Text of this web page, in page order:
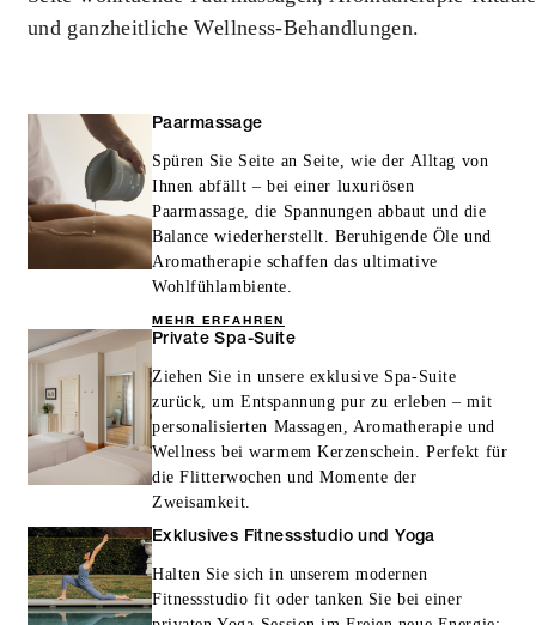
MINDESTAUFENTHALTSDAUER:
INBEGRIFFEN
Wenn Sie in einem Gästezimmer
residieren: 100 EUR Hotel-Guthaben pro
Aufenthalt
Wenn Sie in einer Suite residieren: 200
und ganzheitliche Wellness-Behandlungen.
Paarmassage
Spüren Sie Seite an Seite, wie der Alltag von
Ihnen abfällt – bei einer luxuriösen
Paarmassage, die Spannungen abbaut und die
Balance wiederherstellt. Beruhigende Öle und
Aromatherapie schaffen das ultimative
Wohlfühlambiente.
MEHR ERFAHREN
Private Spa-Suite
Ziehen Sie in unsere exklusive Spa-Suite
zurück, um Entspannung pur zu erleben – mit
personalisierten Massagen, Aromatherapie und
Wellness bei warmem Kerzenschein. Perfekt für
die Flitterwochen und Momente der
Zweisamkeit.
Exklusives Fitnessstudio und Yoga
Halten Sie sich in unserem modernen
Fitnessstudio fit oder tanken Sie bei einer